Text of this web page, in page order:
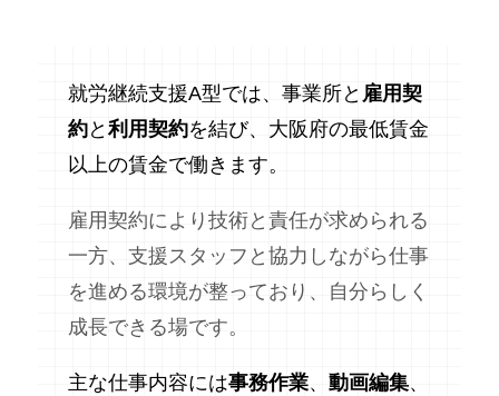
就労継続支援A型では、事業所と 雇用契
約と 利用契約を結び、大阪府の最低賃金
以上の賃金で働きます。
雇用契約により技術と責任が求められる
一方、支援スタッフと協力しながら仕事
を進める環境が整っており、自分らしく
成長できる場です。
主な仕事内容には事務作業、 動画編集、